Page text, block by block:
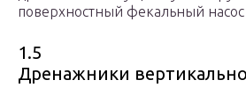
поверхностный фекальный насос
1.5
Дренажники